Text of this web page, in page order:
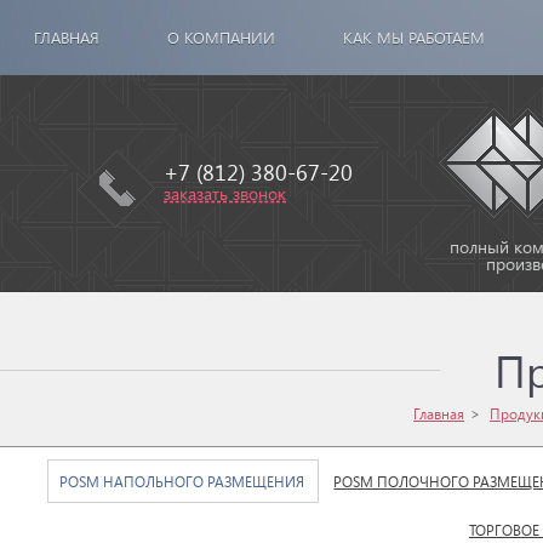
ГЛАВНАЯ О КОМПАНИИ КАК МЫ РАБОТАЕМ
+7 (812) 380-67-20
заказать звонок
полный
Главная
POSM НАПОЛЬНОГО РАЗМЕЩЕНИЯ POSM ПОЛОЧНОГО